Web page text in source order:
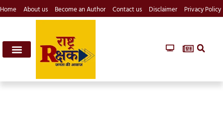
Home About us Become an Author Contact us Disclaimer Privacy Policy